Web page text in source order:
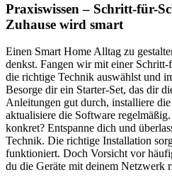
Praxiswissen – Schritt-für-
Zuhause wird smart
Einen Smart Home Alltag zu
denkst. Fangen wir mit einer
die richtige Technik auswählst und
Besorge dir ein Starter-Set, das dir
Anleitungen gut durch, installiere
aktualisiere die Software
konkret? Entspanne dich und
Technik. Die richtige Installation
funktioniert. Doch Vorsicht vor
du die Geräte mit deinem Netzwerk